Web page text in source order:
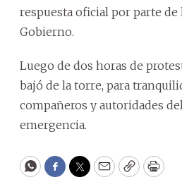
respuesta oficial por parte de
Gobierno.
Luego de dos horas de
bajó de la torre, para
compañeros y autoridades
emergencia.
WhatsApp
Facebook
Twitter
EmailCopyPrint